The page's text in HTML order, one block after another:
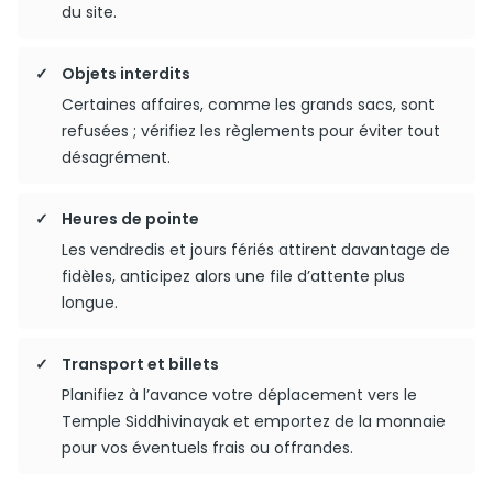
du site.
Objets interdits
Certaines affaires, comme les grands sacs, sont
refusées ; vérifiez les règlements pour éviter tout
désagrément.
Heures de pointe
Les vendredis et jours fériés attirent davantage de
fidèles, anticipez alors une file d’attente plus
longue.
Transport et billets
Planifiez à l’avance votre déplacement vers le
Temple Siddhivinayak et emportez de la monnaie
pour vos éventuels frais ou offrandes.